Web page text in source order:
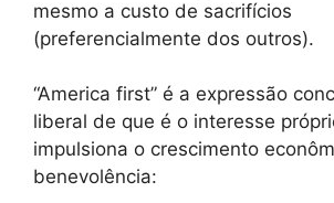
mesmo a custo de sacrifícios
(preferencialmente dos outros).
“America first” é a expressão
liberal de que é o interesse
impulsiona o crescimento
benevolência: